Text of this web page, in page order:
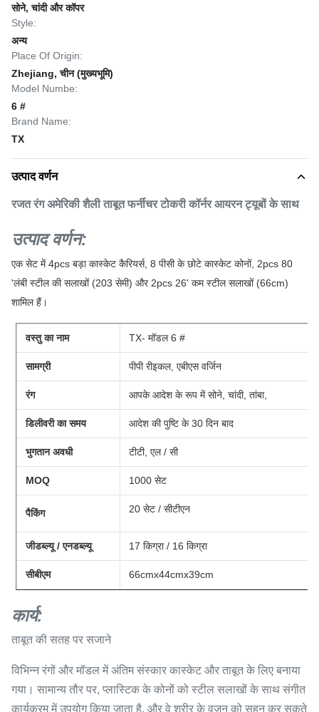
सोने, चांदी और कॉपर
Style:
अन्य
Place Of Origin:
Zhejiang, चीन (मुख्यभूमि)
Model Numbe:
6 #
Brand Name:
TX
उत्पाद वर्णन
रजत रंग अमेरिकी शैली ताबूत फर्नीचर टोकरी कॉर्नर आयरन ट्यूबों के साथ
उत्पाद वर्णन:
एक सेट में 4pcs बड़ा कास्केट कैरियर्स, 8 पीसी के छोटे कास्केट कोनों, 2pcs 80
'लंबी स्टील की सलाखों (203 सेमी) और 2pcs 26' कम स्टील सलाखों (66cm)
शामिल हैं।
वस्तु का नाम TX- मॉडल 6 #
सामग्री पीपी रीइकल, एबीएस वर्जिन
रंग आपके आदेश के रूप में सोने, चांदी, तांबा,
डिलीवरी का समय आदेश की पुष्टि के 30 दिन बाद
भुगतान अवधी टीटी, एल / सी
MOQ 1000 सेट
पैकिंग 20 सेट / सीटीएन
जीडब्ल्यू / एनडब्ल्यू 17 किग्रा / 16 किग्रा
सीबीएम 66cmx44cmx39cm
कार्य:
ताबूत की सतह पर सजाने
विभिन्न रंगों और मॉडल में अंतिम संस्कार कास्केट और ताबूत के लिए बनाया
गया। सामान्य तौर पर, प्लास्टिक के कोनों को स्टील सलाखों के साथ संगीत
कार्यक्रम में उपयोग किया जाता है, और वे शरीर के वजन को सहन कर सकते